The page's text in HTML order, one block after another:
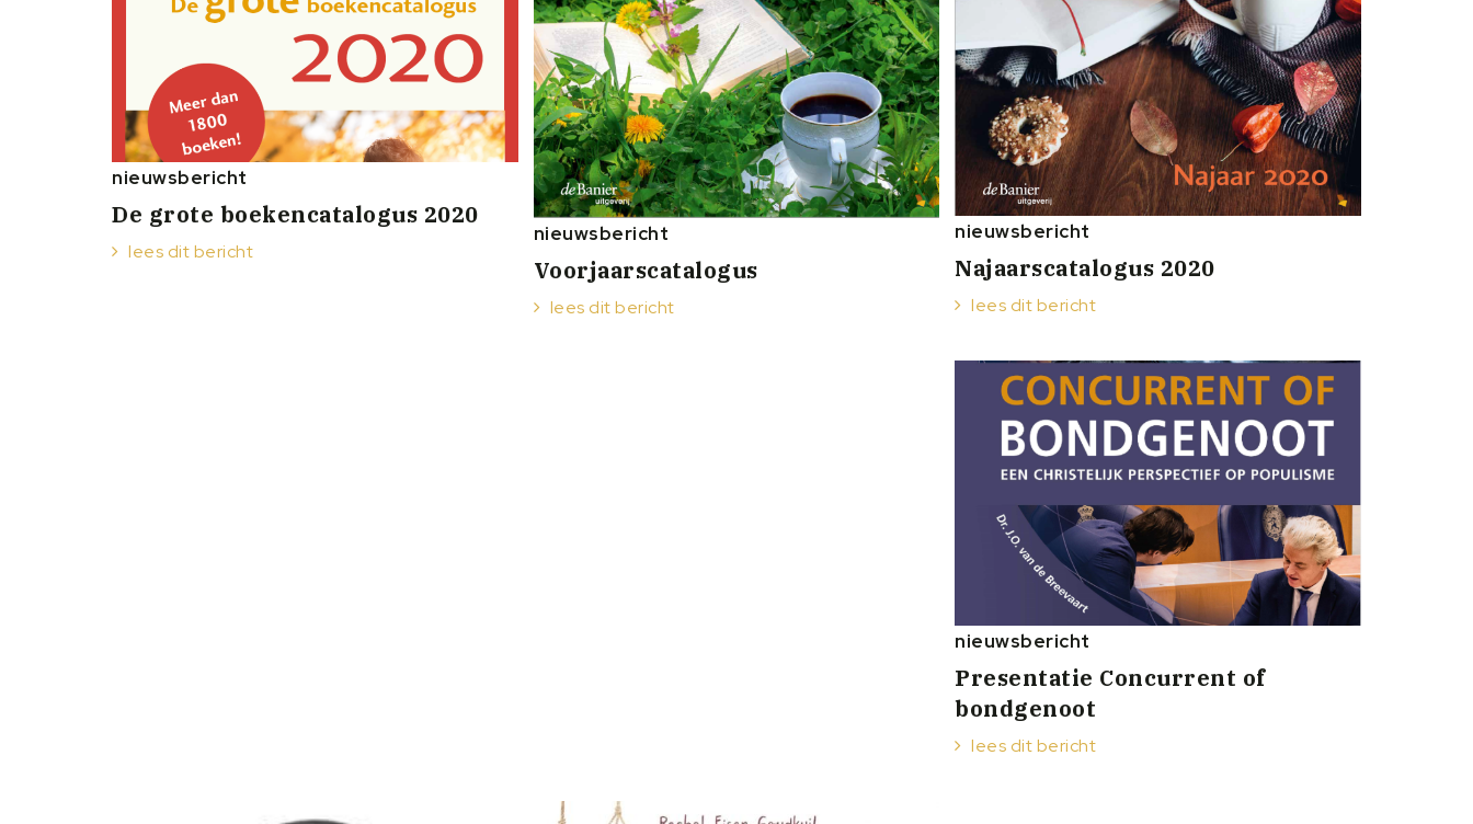
nieuwsbericht
De grote boekencatalogus 2020
lees dit bericht
nieuwsbericht
Voorjaarscatalogus
lees dit bericht
nieuwsbericht
Najaarscatalogus 2020
lees dit bericht
nieuwsbericht
Presentatie Concurrent of
bondgenoot
lees dit bericht